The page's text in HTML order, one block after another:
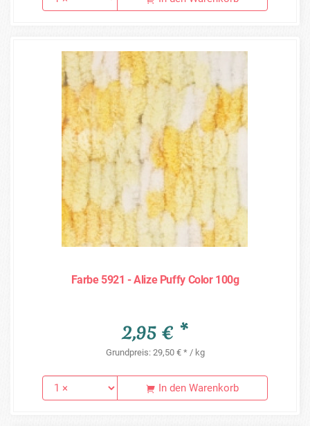
Farbe 5921 - Alize Puffy Color 100g
2,95 € *
Grundpreis: 29,50 € * / kg
In den Warenkorb